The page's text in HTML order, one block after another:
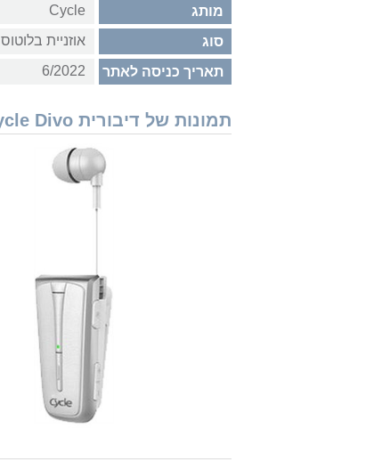
מותג Cycle
סוג אוזניית בלוטוס
תאריך כניסה לאתר 6/2022
תמונות של דיבורית Cycle Divo